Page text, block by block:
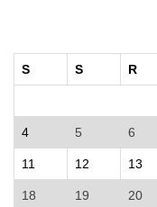
S S R
4 5 6
11 12 13
18 19 20